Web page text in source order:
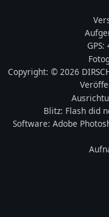
GPS:
Copyright: © 2026
Blitz: Flash did
Software: Adobe